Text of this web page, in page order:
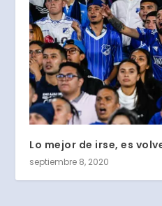
Lo mejor de irse, es
septiembre 8, 2020